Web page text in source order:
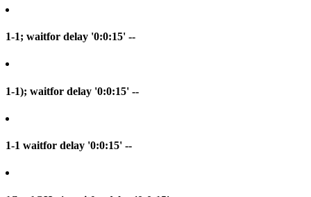
1-1; waitfor delay '0:0:15' --
1-1); waitfor delay '0:0:15' --
1-1 waitfor delay '0:0:15' --